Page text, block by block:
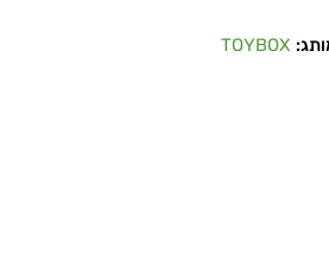
TOYBOX